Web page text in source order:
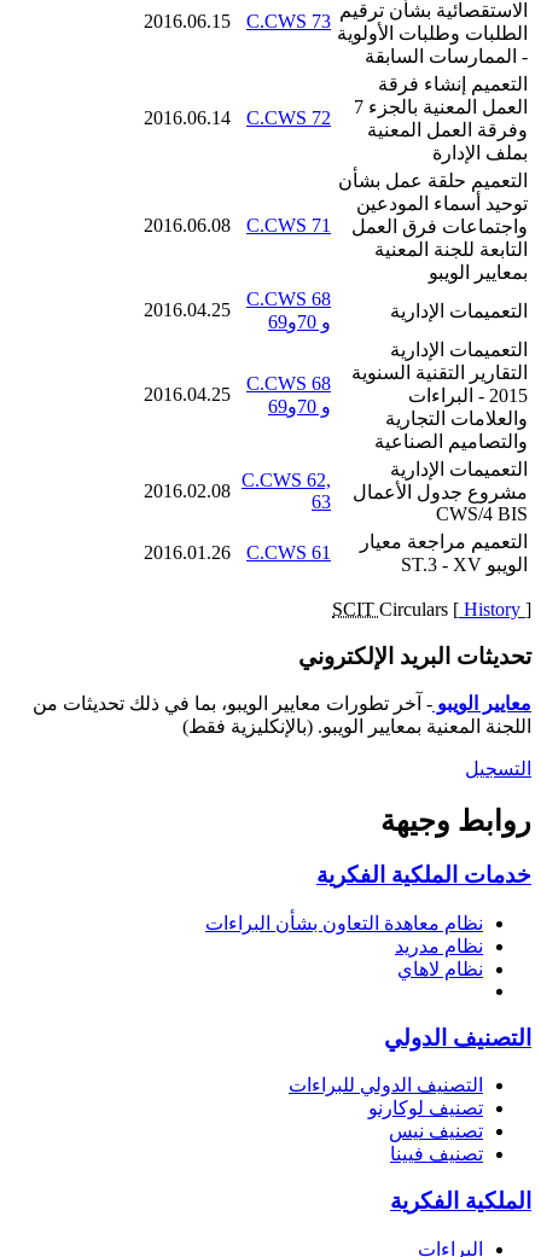
الاستقصائية بشأن ترقيم
الطلبات وطلبات الأولوية
- الممارسات السابقة
C.CWS 73
2016.06.15
التعميم إنشاء فرقة
العمل المعنية بالجزء 7
وفرقة العمل المعنية
بملف الإدارة
C.CWS 72
2016.06.14
التعميم حلقة عمل بشأن
توحيد أسماء المودعين
واجتماعات فرق العمل
التابعة للجنة المعنية
بمعايير الويبو
C.CWS 71
2016.06.08
التعميمات الإدارية
C.CWS 68
و 70و69
2016.04.25
التعميمات الإدارية
التقارير التقنية السنوية
2015 - البراءات
والعلامات التجارية
والتصاميم الصناعية
C.CWS 68
و 70و69
2016.04.25
التعميمات الإدارية
مشروع جدول الأعمال
CWS/4 BIS
C.CWS 62,
63
2016.02.08
التعميم مراجعة معيار
الويبو ST.3 - XV
C.CWS 61
2016.01.26
SCIT Circulars [ History ]
تحديثات البريد الإلكتروني
معايير الويبو - آخر تطورات معايير الويبو، بما في ذلك تحديثات من
اللجنة المعنية بمعايير الويبو. (بالإنكليزية فقط)
التسجيل
روابط وجيهة
خدمات الملكية الفكرية
نظام معاهدة التعاون بشأن البراءات
نظام مدريد
نظام لاهاي
التصنيف الدولي
التصنيف الدولي للبراءات
تصنيف لوكارنو
تصنيف نيس
تصنيف فيينا
الملكية الفكرية
البراءات